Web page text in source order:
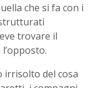
che si fa con i
trovare il
irrisolto del cosa